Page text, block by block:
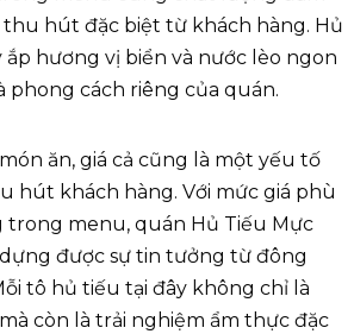
thu hút đặc biệt từ khách hàng. Hủ
hương vị biển và nước lèo ngon
phong cách riêng của quán.
ăn, giá cả cũng là một yếu tố
hút khách hàng. Với mức giá phù
trong menu, quán Hủ Tiếu Mực
dựng được sự tin tưởng từ đông
tô hủ tiếu tại đây không chỉ là
còn là trải nghiệm ẩm thực đặc